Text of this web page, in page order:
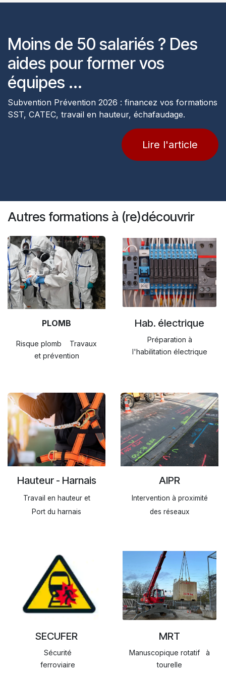
Moins de 50 salariés ? Des
aides pour former vos
équipes ...
Subvention Prévention 2026 : financez vos formations
SST, CATEC, travail en hauteur, échafaudage.
Lire l'article
Autres formations à (re)découvrir
PLOMB
Risque plomb Travaux
et prévention
Hab. électrique
Préparation à
l'habilitation électrique
Hauteur - Harnais
Travail en hauteur et
Port du harnais
AIPR
Intervention à proximité
des réseaux
SECUFER
Sécurité
ferroviaire
MRT
Manuscopique rotatif à
tourelle